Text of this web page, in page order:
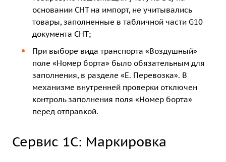
основании СНТ на импорт, не учитывались
товары, заполненные в табличной части G10
документа СНТ;
При выборе вида транспорта «Воздушный»
поле «Номер борта» было обязательным для
заполнения, в разделе «Е. Перевозка». В
механизме внутренней проверки отключен
контроль заполнения поля «Номер борта»
перед отправкой.
Сервис 1С: Маркировка